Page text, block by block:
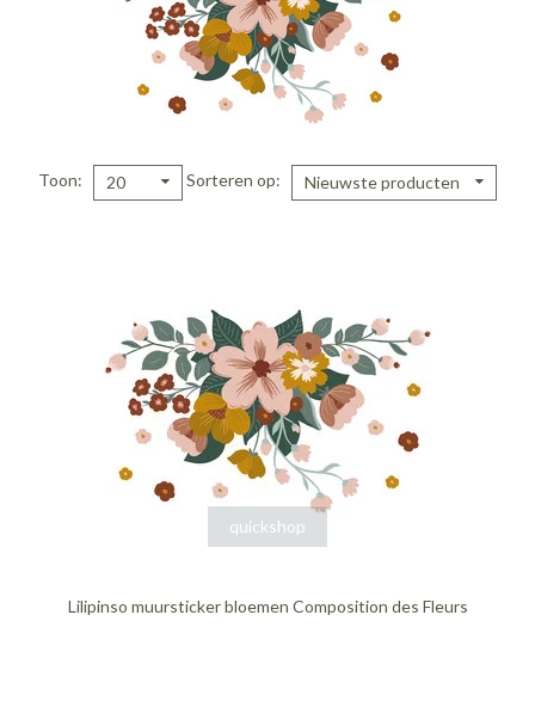
Toon 20 Sorteren op Nieuwste producten
quickshop
Lilipinso muursticker bloemen Composition des Fleurs